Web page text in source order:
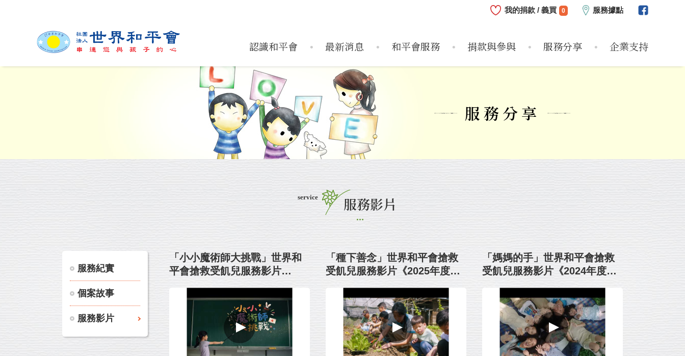
我的捐款 / 義買 0 服務據點
認識和平會
緣起與簡介 組織架構 服務據點 年度報告
最新消息
歷史活動
和平會服務 捐款與參與 服務分享 企業支持
服務分享
service
服務影片
服務紀實
個案故事
服務影片
「小小魔術師大挑戰」世界和
平會搶救受飢兒服務影片
&Tony》
「種下善念」世界和平會搶救
受飢兒服務影片《2025年度代
「媽媽的手」世界和平會搶救
受飢兒服務影片《2024年度代